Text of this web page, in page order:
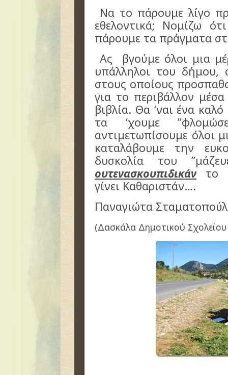
Να το πάρουμε λίγο
εθελοντικά; Νομίζω
πάρουμε τα πράγματα
Ας βγούμε όλοι μια
υπάλληλοι του δήμου,
στους οποίους
για το περιβάλλον
βιβλία. Θα ‘ναι ένα
τα ‘χουμε
αντιμετωπίσουμε όλοι
καταλάβουμε την
δυσκολία του
ουτενασκουπιδικάν το
γίνει Καθαριστάν….
Παναγιώτα
(Δασκάλα Δημοτικού Σχολείου